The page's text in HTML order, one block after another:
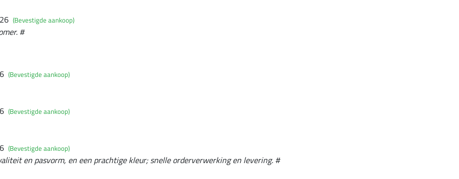
(Bevestigde aankoop)
#
(Bevestigde aankoop)
(Bevestigde aankoop)
(Bevestigde aankoop)
en pasvorm, en een prachtige kleur; snelle orderverwerking en levering. #